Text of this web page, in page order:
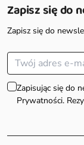
Zapisz się do
Zapisz się do
Zapisując się do
Prywatności.